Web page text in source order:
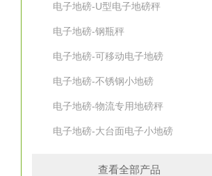
电子地磅-U型电子地磅秤
电子地磅-钢瓶秤
电子地磅-可移动电子地磅
电子地磅-不锈钢小地磅
电子地磅-物流专用地磅秤
电子地磅-大台面电子小地磅
查看全部产品